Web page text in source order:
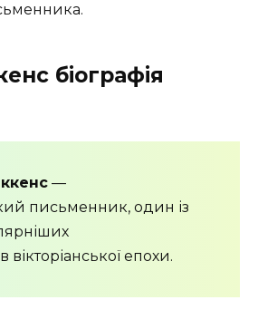
біографія
—
письменник, один із
вікторіанської епохи.